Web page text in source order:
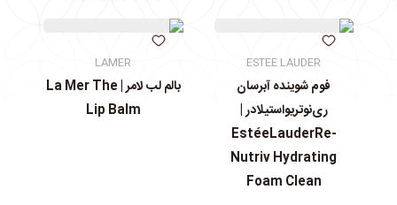
ESTEE LAUDER
فوم شوینده آبرسان
ری‌نوتریواستیلادر |
EstéeLauderRe-
Nutriv Hydrating
Foam Clean
LAMER
بالم لب لامر | La Mer The
Lip Balm